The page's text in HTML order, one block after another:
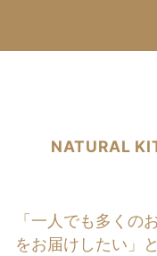
NATURAL
「一人でも多くの
をお届けしたい」